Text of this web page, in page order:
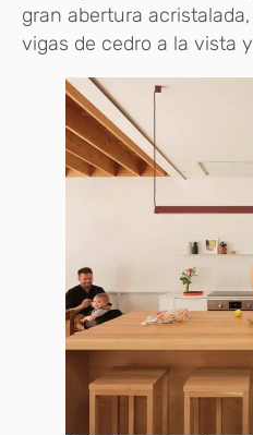
gran abertura
vigas de cedro a la vista